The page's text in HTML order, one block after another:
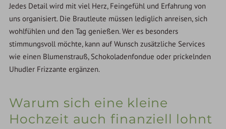
Jedes Detail wird mit viel Herz, Feingefühl und Erfahrung von
uns organisiert. Die Brautleute müssen lediglich anreisen, sich
wohlfühlen und den Tag genießen. Wer es besonders
stimmungsvoll möchte, kann auf Wunsch zusätzliche Services
wie einen Blumenstrauß, Schokoladenfondue oder prickelnden
Uhudler Frizzante ergänzen.
Warum sich eine kleine
Hochzeit auch finanziell lohnt